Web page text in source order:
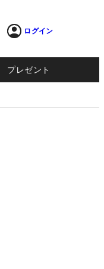
ログイン
プレゼント